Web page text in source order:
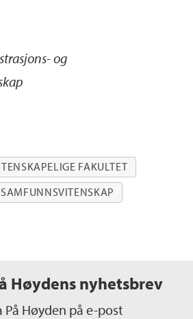
og
FAKULTET
SAMFUNNSVITENSKAP
Høydens nyhetsbrev
På Høyden på e-post